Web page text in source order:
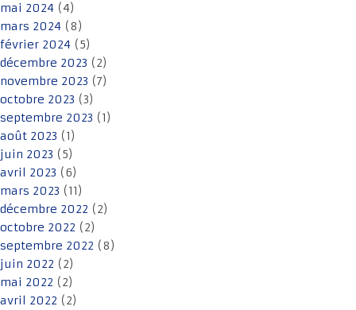
mai 2024 (4)
mars 2024 (8)
février 2024 (5)
décembre 2023 (2)
novembre 2023 (7)
octobre 2023 (3)
septembre 2023 (1)
août 2023 (1)
juin 2023 (5)
avril 2023 (6)
mars 2023 (11)
décembre 2022 (2)
octobre 2022 (2)
septembre 2022 (8)
juin 2022 (2)
mai 2022 (2)
avril 2022 (2)